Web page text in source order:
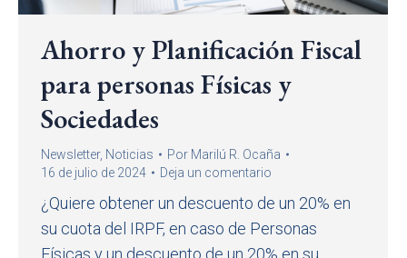
Ahorro y Planificación Fiscal
para personas Físicas y
Sociedades
Newsletter, Noticias Por Marilú R. Ocaña
16 de julio de 2024
Deja un comentario
¿Quiere obtener un descuento de un 20% en
su cuota del IRPF, en caso de Personas
Físicas y un descuento de un 20% en su